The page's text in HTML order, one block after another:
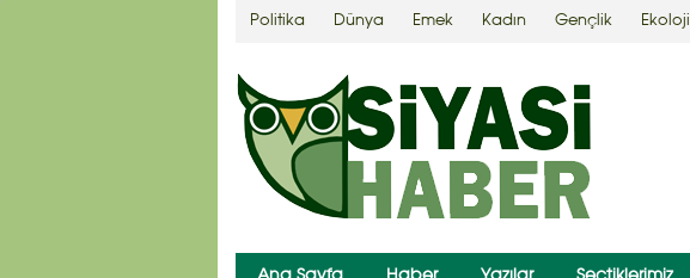
Politika Dünya Emek Kadın Gençlik Ekoloji